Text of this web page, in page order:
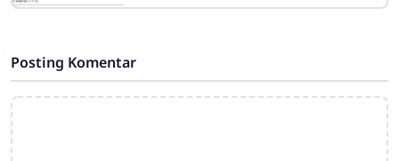
Posting Komentar